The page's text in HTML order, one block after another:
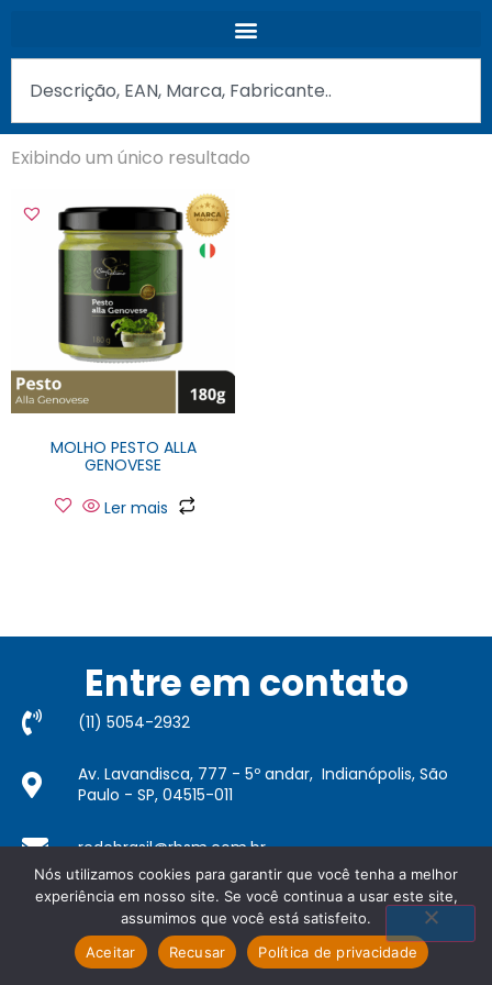
Exibindo um único resultado
MOLHO PESTO ALLA
GENOVESE
Ler mais
Entre em contato
(11) 5054-2932​
Av. Lavandisca, 777 - 5º andar, Indianópolis, São
Paulo - SP, 04515-011
redebrasil@rbsm.com.br
Copyright 2022 © Todos os direitos reservados. Política
de privacidade.
Nós utilizamos cookies para garantir que você tenha a melhor
experiência em nosso site. Se você continua a usar este site,
assumimos que você está satisfeito.
Aceitar
Recusar Política de privacidade